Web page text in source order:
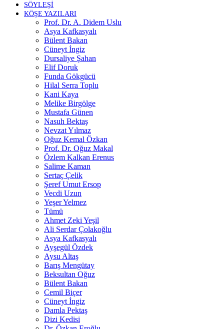
SÖYLEŞİ
KÖŞE YAZILARI
Prof. Dr. A. Didem Uslu
Asya Kafkasyalı
Bülent Bakan
Cüneyt İngiz
Dursaliye Şahan
Elif Doruk
Funda Gökgücü
Hilal Serra Toplu
Kani Kaya
Melike Birgölge
Mustafa Günen
Nasuh Bektaş
Nevzat Yılmaz
Oğuz Kemal Özkan
Prof. Dr. Oğuz Makal
Özlem Kalkan Erenus
Salime Kaman
Sertaç Çelik
Şeref Umut Ersop
Vecdi Uzun
Yeşer Yelmez
Tümü
Ahmet Zeki Yeşil
Ali Serdar Çolakoğlu
Asya Kafkasyalı
Ayşegül Özdek
Aysu Altaş
Barış Mengütay
Beksultan Oğuz
Bülent Bakan
Cemil Biçer
Cüneyt İngiz
Damla Pektaş
Dizi Kedisi